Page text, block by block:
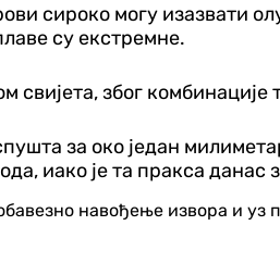
сироко могу изазвати
су екстремне.
свијета, због
за око један
иако је та пракса данас
навођење извора и